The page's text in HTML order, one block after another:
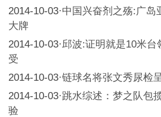
2014-10-03·中国兴奋剂之殇:广岛
大牌
2014-10-03·邱波:证明就是10米
受
2014-10-03·链球名将张文秀尿检
2014-10-03·跳水综述：梦之队包
验